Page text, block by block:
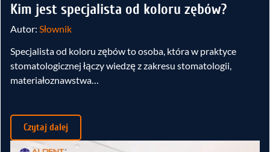
Kim jest specjalista od koloru zębów?
Autor: Słownik
Specjalista od koloru zębów to osoba, która w praktyce
stomatologicznej łączy wiedzę z zakresu stomatologii,
materiałoznawstwa…
Czytaj dalej